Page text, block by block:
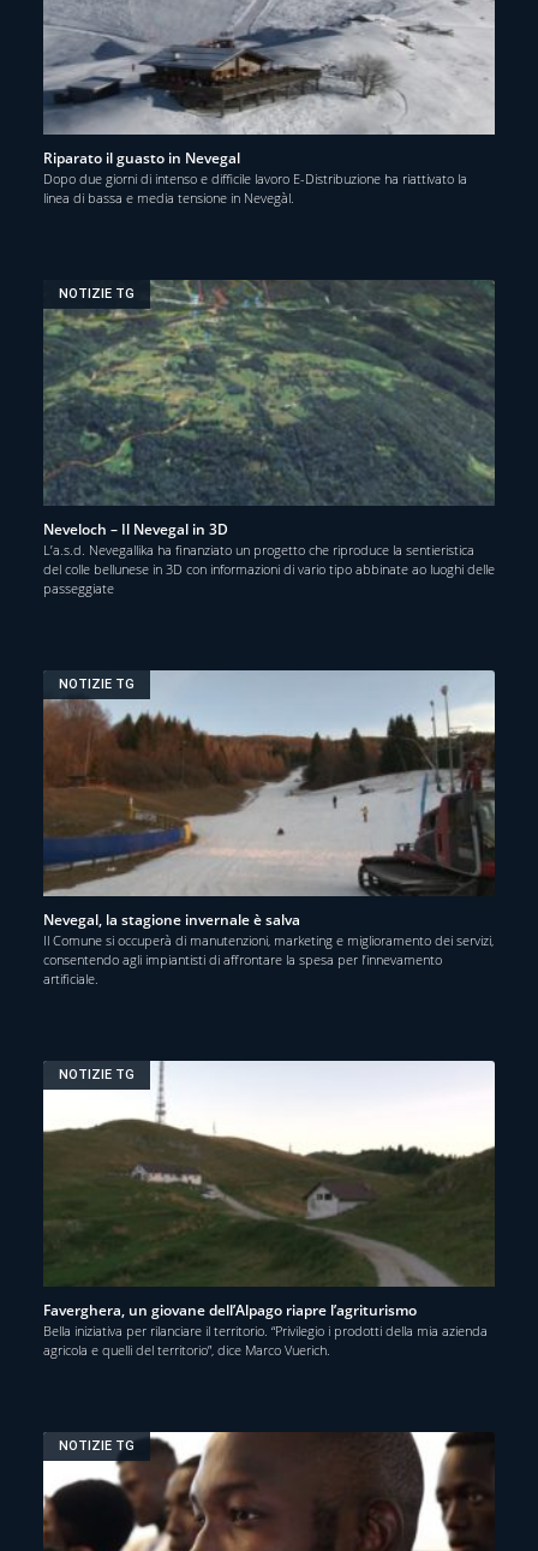
Riparato il guasto in Nevegal
Dopo due giorni di intenso e difficile lavoro E-Distribuzione ha riattivato la
linea di bassa e media tensione in Nevegàl.
NOTIZIE TG
Neveloch – Il Nevegal in 3D
L’a.s.d. Nevegallika ha finanziato un progetto che riproduce la sentieristica
del colle bellunese in 3D con informazioni di vario tipo abbinate ao luoghi delle
passeggiate
NOTIZIE TG
Nevegal, la stagione invernale è salva
Il Comune si occuperà di manutenzioni, marketing e miglioramento dei servizi,
consentendo agli impiantisti di affrontare la spesa per l’innevamento
artificiale.
NOTIZIE TG
Faverghera, un giovane dell’Alpago riapre l’agriturismo
Bella iniziativa per rilanciare il territorio. “Privilegio i prodotti della mia azienda
agricola e quelli del territorio”, dice Marco Vuerich.
NOTIZIE TG